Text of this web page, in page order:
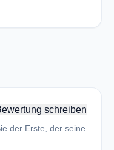
schreiben
der Erste, der seine